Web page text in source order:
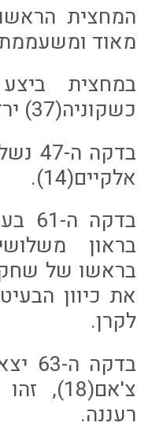
המחצית
מאוד
במחצית
כשקוניה(37) ירד ומנגה(11) נכנס.
אלקיים(14).
בראון
בראשו של
את כיוון
לקרן.
רעננה.